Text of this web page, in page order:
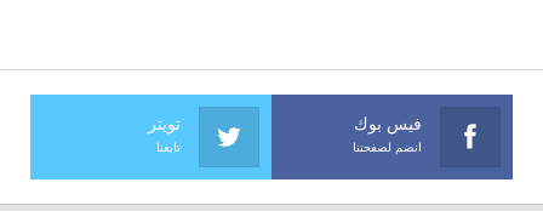
فيس بوك
انضم لصفحتنا
تويتر
تابعنا